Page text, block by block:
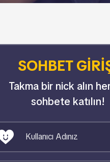
SOHBET
Takma bir nick alın
sohbete katılın!